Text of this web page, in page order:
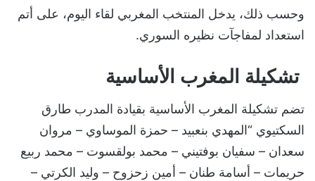
وحسب ذلك، يدخل المنتخب المغربي لقاء اليوم، على أتم
استعداد لمفاجآت نظيره السوري.
تشكيلة المغرب الأساسية
تضم تشكيلة المغرب الأساسية بقيادة المدرب طارق
السكتيوي “المهدي بنعبيد – حمزة الموساوي – مروان
سعدان – سفيان بوفتيني – محمد بولقسوت – محمد ربيع
حريمات – أسامة طنان – أمين زحزوح – وليد الكرتي –